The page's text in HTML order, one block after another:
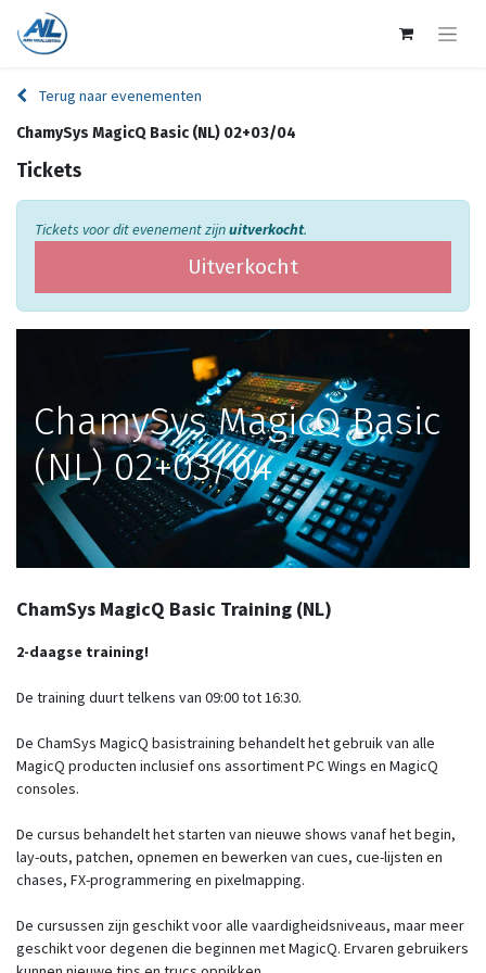
Terug naar evenementen
ChamySys MagicQ Basic (NL) 02+03/04
Tickets
Tickets voor dit evenement zijnuitverkocht.
Uitverkocht
ChamySys MagicQ Basic
(NL) 02+03/04
ChamSys MagicQ Basic Training (NL)
2-daagse training!
De training duurt telkens van 09:00 tot 16:30.
De ChamSys MagicQ basistraining behandelt het gebruik van alle
MagicQ producten inclusief ons assortiment PC Wings en MagicQ
consoles.
De cursus behandelt het starten van nieuwe shows vanaf het begin,
lay-outs, patchen, opnemen en bewerken van cues, cue-lijsten en
chases, FX-programmering en pixelmapping.
De cursussen zijn geschikt voor alle vaardigheidsniveaus, maar meer
geschikt voor degenen die beginnen met MagicQ. Ervaren gebruikers